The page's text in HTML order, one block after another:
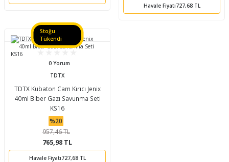
Havale Fiyatı727,68 TL
Stoğu
Tükendi
0 Yorum
TDTX
TDTX Kubaton Cam Kırıcı Jenix
40ml Biber Gazı Savunma Seti
KS16
%20
957,46 TL
765,98 TL
Havale Fiyatı727,68 TL